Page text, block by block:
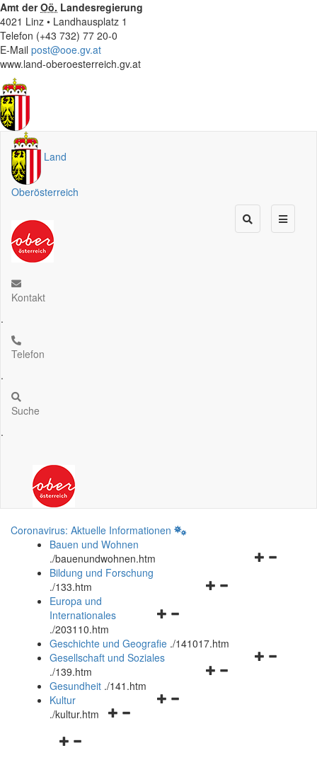
Amt derOö. Landesregierung
4021 Linz • Landhausplatz 1
Telefon (+43 732) 77 20-0
E-Mail post@ooe.gv.at
www.land-oberoesterreich.gv.at
Land
Oberösterreich
Kontakt
.
Telefon
.
Suche
.
Coronavirus: Aktuelle Informationen
Bauen und Wohnen
./bauenundwohnen.htm
Navigationsmenü
Bildung und Forschung
./133.htm
Navigationsmenü
und
schließen
Europa und
Internationales
./203110.htm
Geschichte und Geografie ./141017.htm
Navigationsmenü
Gesellschaft und Soziales
./139.htm
Navigationsmenü
Gesundheit ./141.htm
Navigationsmenü
Kultur
./kultur.htm
Navigationsmenü